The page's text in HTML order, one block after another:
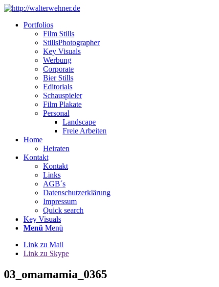
Portfolios
Film Stills
StillsPhotographer
Key Visuals
Werbung
Corporate
Bier Stills
Editorials
Schauspieler
Film Plakate
Personal
Landscape
Freie Arbeiten
Home
Heiraten
Kontakt
Kontakt
Links
AGB´s
Datenschutzerklärung
Impressum
Quick search
Key Visuals
Menü Menü
Link zu Mail
Link zu Skype
03_omamamia_0365